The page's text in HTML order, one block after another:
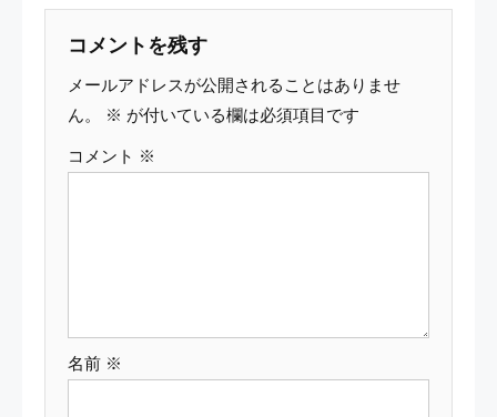
ビ
ゲ
ー
シ
コメントを残す
メールアドレスが公開されることはありませ
ん。
※ が付いている欄は必須項目です
コメント ※
名前 ※